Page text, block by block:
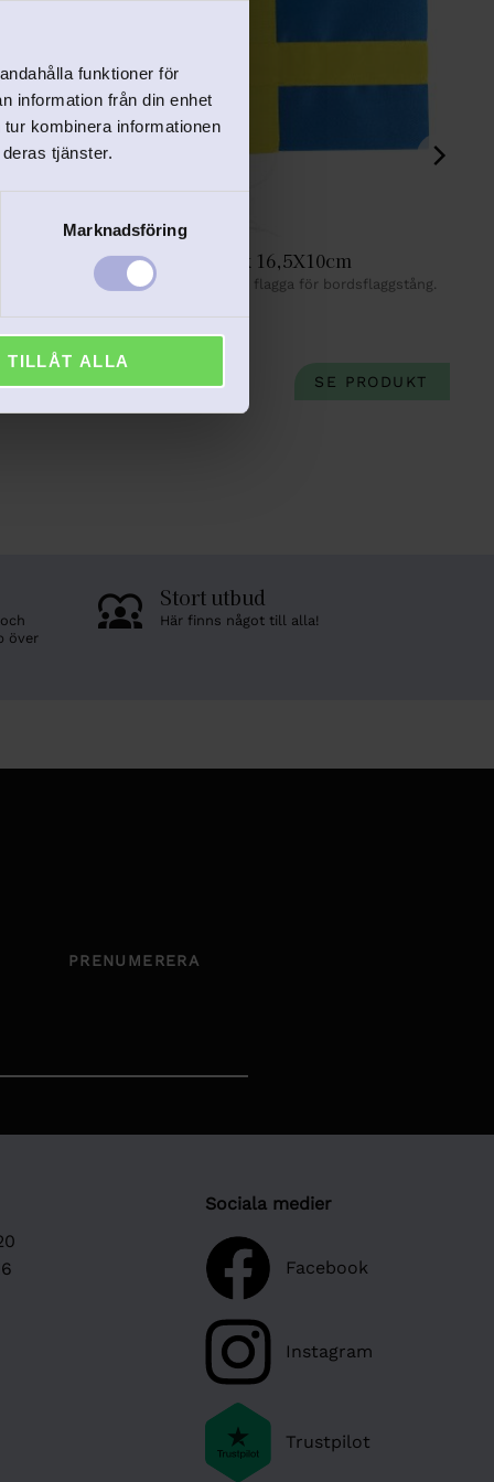
funktioner för
information från din enhet
kombinera informationen
tjänster.
Marknadsföring
TILLÅT ALLA
med
Flagga svensk 16,5X10cm
Svensk handsydd flagga för bordsflaggstång.
149kr
över
Stort utbud
Här finns något till alla!
PRENUMERERA
Sociala medier
Facebook
Instagram
Trustpilot